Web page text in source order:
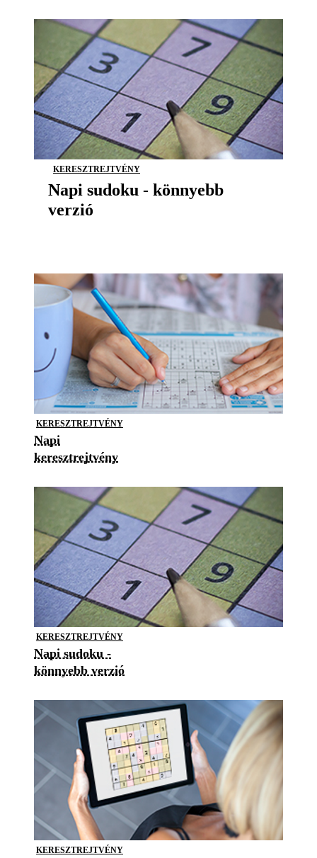
KERESZTREJTVÉNY
Napi sudoku - könnyebb
verzió
KERESZTREJTVÉNY
Napi
keresztrejtvény
KERESZTREJTVÉNY
Napi sudoku -
könnyebb verzió
KERESZTREJTVÉNY